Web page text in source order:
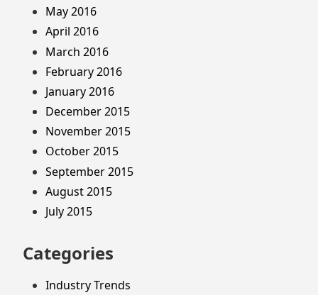
May 2016
April 2016
March 2016
February 2016
January 2016
December 2015
November 2015
October 2015
September 2015
August 2015
July 2015
Categories
Industry Trends